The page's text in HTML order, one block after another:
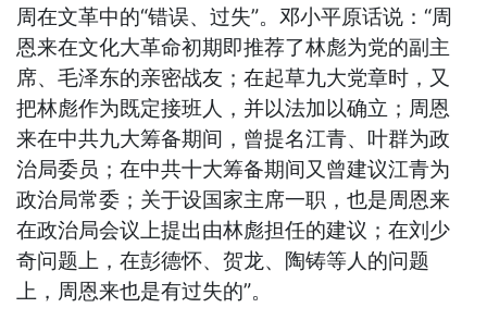
周在文革中的“错误、过失”。邓小平原话说：“周
恩来在文化大革命初期即推荐了林彪为党的副主
席、毛泽东的亲密战友；在起草九大党章时，又
把林彪作为既定接班人，并以法加以确立；周恩
来在中共九大筹备期间，曾提名江青、叶群为政
治局委员；在中共十大筹备期间又曾建议江青为
政治局常委；关于设国家主席一职，也是周恩来
在政治局会议上提出由林彪担任的建议；在刘少
奇问题上，在彭德怀、贺龙、陶铸等人的问题
上，周恩来也是有过失的”。